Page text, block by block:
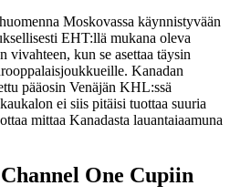
Moskovassa käynnistyvään
EHT:llä mukana oleva
vivahteen, kun se asettaa täysin
Kanadan
pääosin Venäjän KHL:ssä
ei siis pitäisi tuottaa suuria
mittaa Kanadasta lauantaiaamuna
One Cupiin